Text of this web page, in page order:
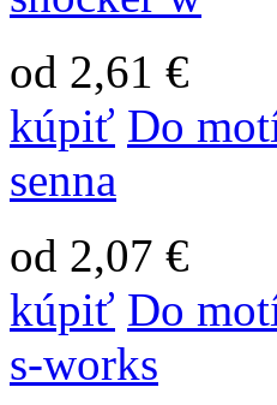
od 2,61 €
kúpiť Do
senna
od 2,07 €
kúpiť Do
s-works